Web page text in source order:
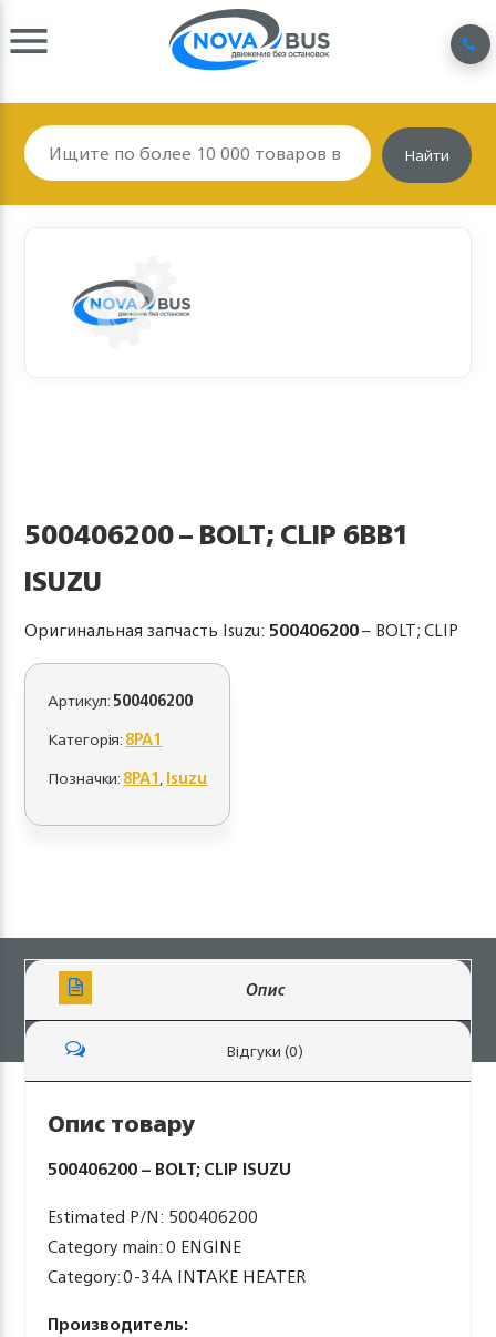
Найти
500406200 – BOLT; CLIP 6BB1
ISUZU
Оригинальная запчасть Isuzu: 500406200– BOLT; CLIP
Артикул:500406200
Категорія:8PA1
Позначки:8PA1,Isuzu
Опис
Відгуки (0)
Опис товару
500406200 – BOLT; CLIP ISUZU
Estimated P/N: 500406200
Category main: 0 ENGINE
Category: 0-34A INTAKE HEATER
Производитель: